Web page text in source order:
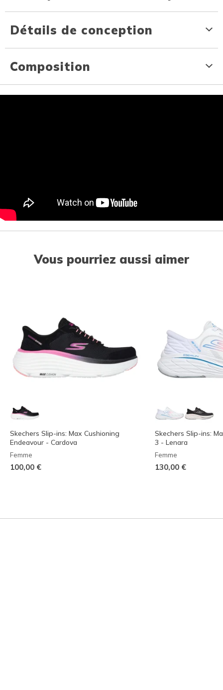
Détails de conception
Composition
Vous pourriez aussi aimer
Skechers Slip-ins: Max Cushioning
Endeavour - Cardova
Femme
100,00 €
Skechers Slip-ins:
3 - Lenara
Femme
130,00 €